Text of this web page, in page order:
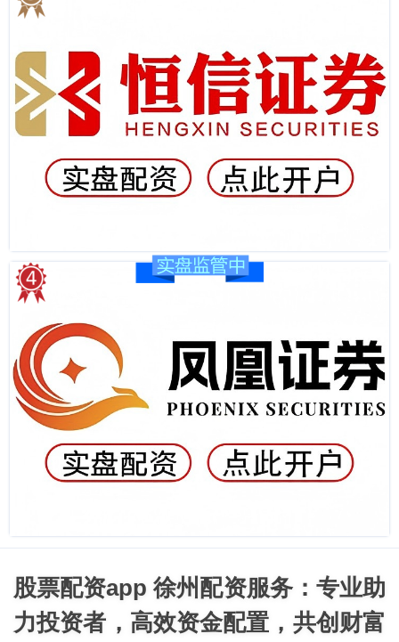
股票配资app 徐州配资服务：专业助
力投资者，高效资金配置，共创财富